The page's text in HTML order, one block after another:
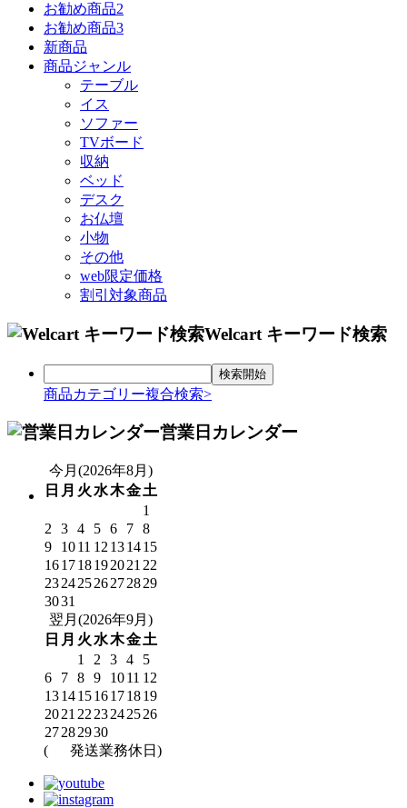
お勧め商品2
お勧め商品3
新商品
商品ジャンル
テーブル
イス
ソファー
TVボード
収納
ベッド
デスク
お仏壇
小物
その他
web限定価格
割引対象商品
Welcart キーワード検索
商品カテゴリー複合検索>
営業日カレンダー
今月(2026年8月)
日 月 火 水木金土
1
2
3 4 5 6 7 8
9
1011 12 131415
161718192021 22
23242526272829
3031
翌月(2026年9月)
日 月 火 水木金土
1
2 3 4
5
6
7 8 9 1011 12
13141516171819
2021 22 23242526
27282930
(
発送業務休日)